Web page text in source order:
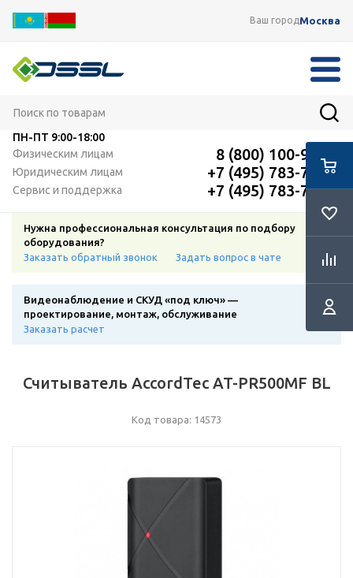
Ваш городМосква
ПН-ПТ 9:00-18:00
Физическим лицам
8 (800) 100-91-12
Юридическим лицам +7 (495) 783-72-87
Сервис и поддержка +7 (495) 783-72-87
Нужна профессиональная консультация по подбору
оборудования?
Заказать обратный звонок
Задать вопрос в чате
Видеонаблюдение и СКУД «под ключ» —
проектирование, монтаж, обслуживание
Заказать расчет
Считыватель AccordTec AT-PR500MF BL
Код товара: 14573